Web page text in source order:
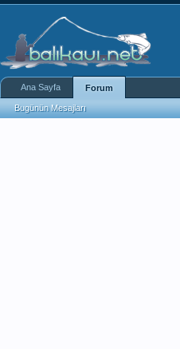
Ana Sayfa Forum
Bugünün Mesajları